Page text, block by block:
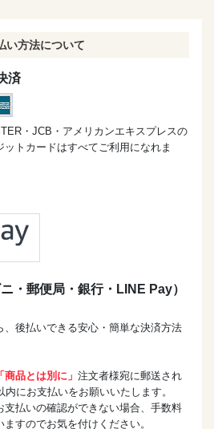
い方法について
済
・JCB・アメリカンエキスプレスの
トカードはすべてご利用になれま
・郵便局・銀行・LINE Pay）
、後払いできる安心・簡単な決済方法
「商品とは別に」 注文者様宛に郵送され
にお支払いをお願いいたします。
支払いの確認ができない場合、手数料
すのでお気を付けください。